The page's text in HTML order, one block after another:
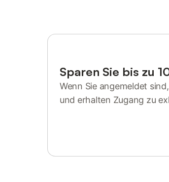
Sparen Sie bis zu
Wenn Sie angemeldet
und erhalten Zugang zu